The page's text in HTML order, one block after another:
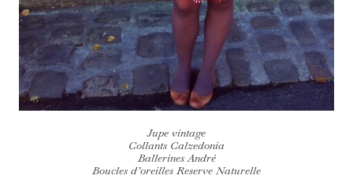
Jupe vintage
Collants Calzedonia
Ballerines André
Boucles d’oreilles Reserve Naturelle